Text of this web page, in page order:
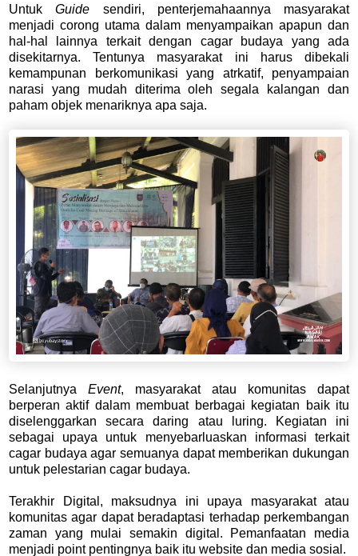
UntukGuide sendiri, penterjemahaannya masyarakat
menjadi corong utama dalam menyampaikan apapun dan
hal-hal lainnya terkait dengan cagar budaya yang ada
disekitarnya. Tentunya masyarakat ini harus dibekali
kemampunan berkomunikasi yang atrkatif, penyampaian
narasi yang mudah diterima oleh segala kalangan dan
paham objek menariknya apa saja.
Selanjutnya Event, masyarakat atau komunitas dapat
berperan aktif dalam membuat berbagai kegiatan baik itu
diselenggarkan secara daring atau luring. Kegiatan ini
sebagai upaya untuk menyebarluaskan informasi terkait
cagar budaya agar semuanya dapat memberikan dukungan
untuk pelestarian cagar budaya.
Terakhir Digital, maksudnya ini upaya masyarakat atau
komunitas agar dapat beradaptasi terhadap perkembangan
zaman yang mulai semakin digital. Pemanfaatan media
menjadi point pentingnya baik itu website dan media sosial.